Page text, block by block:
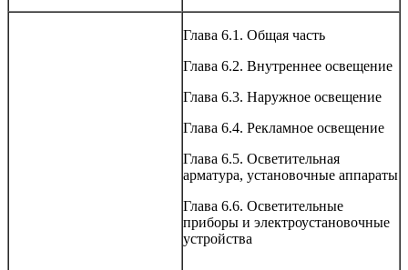
Глава 6.1. Общая часть
Глава 6.2. Внутреннее освещение
Глава 6.3. Наружное освещение
Глава 6.4. Рекламное освещение
Глава 6.5. Осветительная
арматура, установочные аппараты
Глава 6.6. Осветительные
приборы и элeктроустановочные
устройства